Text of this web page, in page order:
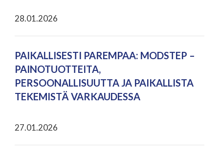
28.01.2026
PAIKALLISESTI PAREMPAA: MODSTEP –
PAINOTUOTTEITA,
PERSOONALLISUUTTA JA PAIKALLISTA
TEKEMISTÄ VARKAUDESSA
27.01.2026